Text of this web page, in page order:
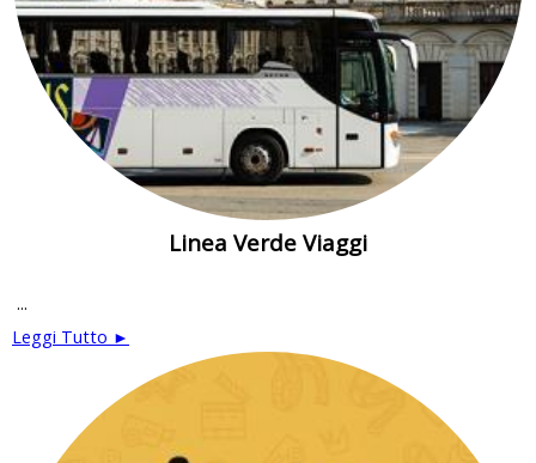
Linea Verde Viaggi
...
Leggi Tutto ►